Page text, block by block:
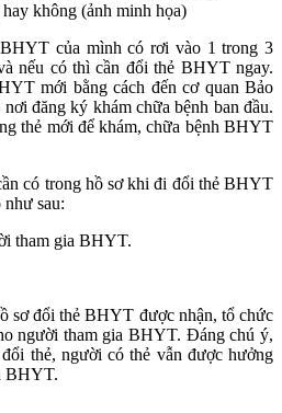
không (ảnh minh họa)
của mình có rơi vào 1 trong 3
nếu có thì cần đổi thẻ BHYT ngay.
mới bằng cách đến cơ quan Bảo
đăng ký khám chữa bệnh ban đầu.
thẻ mới để khám, chữa bệnh BHYT
có trong hồ sơ khi đi đổi thẻ BHYT
như sau:
tham gia BHYT.
sơ đổi thẻ BHYT được nhận, tổ chức
người tham gia BHYT. Đáng chú ý,
thẻ, người có thẻ vẫn được hưởng
BHYT.